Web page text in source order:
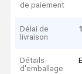
de paiement
Délai de
livraison
Détails
d'emballage